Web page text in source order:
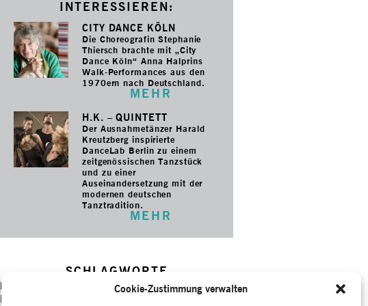
Cookie-Zustimmung verwalten
INTERESSIEREN:
CITY DANCE KÖLN
Die Choreografin Stephanie
Thiersch brachte mit „City
Dance Köln“ Anna Halprins
Walk-Performances aus den
1970ern nach Deutschland.
MEHR
H.K. – QUINTETT
Der Ausnahmetänzer Harald
Kreutzberg inspirierte
DanceLab Berlin zu einem
zeitgenössischen Tanzstück
und zu einer
Auseinandersetzung mit der
modernen deutschen
Tanztradition.
MEHR
SCHLAGWORTE
Baumann, Dieter Bohner, Gerhard–Erbe–
Erinnerung